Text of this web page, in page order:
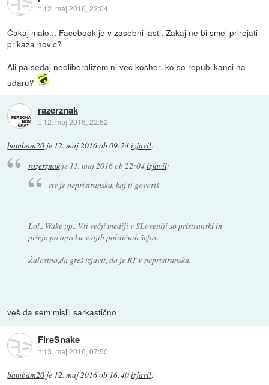
:: 12. maj 2016, 22:04
Čakaj malo... Facebook je v zasebni lasti. Zakaj ne bi smel prirejati
prikaza novic?
Ali pa sedaj neoliberalizem ni več kosher, ko so republikanci na
udaru?
razerznak
:: 12. maj 2016, 22:52
bambam20 je 12. maj 2016 ob 09:24izjavil:
razerznakje 11. maj 2016 ob 22:04izjavil:
rtv je nepristranska, kaj ti govoriš
Lol.. Wake up.. Vsi večji mediji v SLoveniji so pristranski in
pišejo po anreku svojih političnih šefov.
Žalostno,da greš izjavit, da je RTV nepristranska.
veš da sem mislil sarkastično
FireSnake
:: 13. maj 2016, 07:50
bambam20 je 12. maj 2016 ob 16:40izjavil: